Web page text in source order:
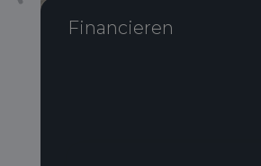
Financieren